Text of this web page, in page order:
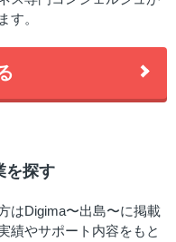
す。
を探す
はDigima〜出島〜に掲載
績やサポート内容をもと